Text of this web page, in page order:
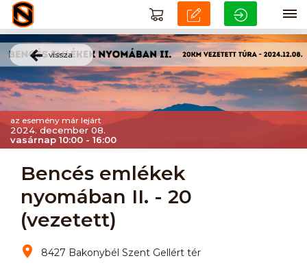
vissza
az esemény már lejárt
2024. december 08.
vasárnap 10:00 - 16:00
Bencés emlékek
nyomában II. - 20
(vezetett)
8427 Bakonybél Szent Gellért tér